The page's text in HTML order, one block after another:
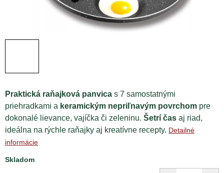
Praktická raňajková panvica s 7 samostatnými
priehradkami a keramickým nepriľnavým povrchom pre
dokonalé lievance, vajíčka či zeleninu. Šetrí čas aj riad,
ideálna na rýchle raňajky aj kreatívne recepty. Detailné
informácie
Skladom